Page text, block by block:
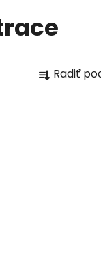
a Radiť